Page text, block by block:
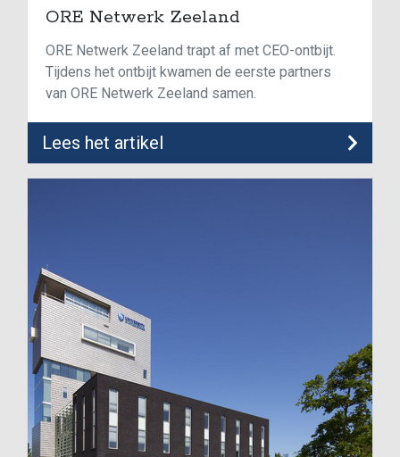
ORE Netwerk Zeeland
ORE Netwerk Zeeland trapt af met CEO-ontbijt.
Tijdens het ontbijt kwamen de eerste partners
van ORE Netwerk Zeeland samen.
Lees het artikel